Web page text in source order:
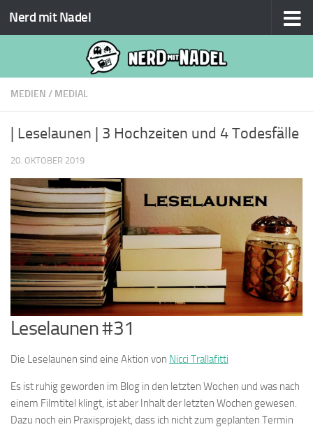
Zum Inhalt springen
Nerd mit Nadel
MEDIEN / MEDIAL
| Leselaunen | 3 Hochzeiten und 4 Todesfälle
20. OKTOBER 2019
Leselaunen #31
Die Leselaunen sind eine Aktion von Nicci Trallafitti
Es ist ruhig geworden im Blog in den letzten Wochen und was nach
einem Filmtitel klingt, ist aber Inhalt der letzten Wochen gewesen.
Dazu noch ein Praxisprojekt, dass ich nicht zum geplanten Termin